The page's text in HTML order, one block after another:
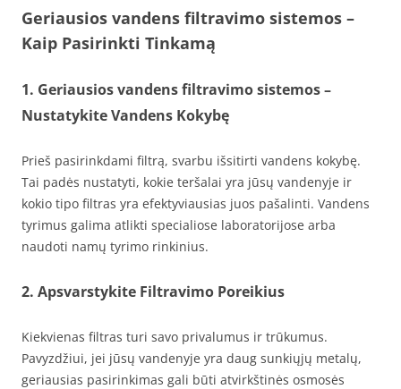
Geriausios vandens filtravimo sistemos –
Kaip Pasirinkti Tinkamą
1. Geriausios vandens filtravimo sistemos –
Nustatykite Vandens Kokybę
Prieš pasirinkdami filtrą, svarbu išsitirti vandens kokybę.
Tai padės nustatyti, kokie teršalai yra jūsų vandenyje ir
kokio tipo filtras yra efektyviausias juos pašalinti. Vandens
tyrimus galima atlikti specialiose laboratorijose arba
naudoti namų tyrimo rinkinius.
2. Apsvarstykite Filtravimo Poreikius
Kiekvienas filtras turi savo privalumus ir trūkumus.
Pavyzdžiui, jei jūsų vandenyje yra daug sunkiųjų metalų,
geriausias pasirinkimas gali būti atvirkštinės osmosės